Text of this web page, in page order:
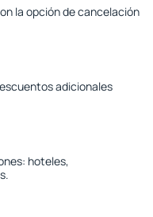
la opción de cancelación
adicionales
hoteles,